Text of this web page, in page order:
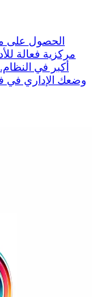
الحصول على
مركزية فعالة
أكبر في
وضعك الإداري في